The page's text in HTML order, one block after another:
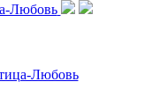
Любовь